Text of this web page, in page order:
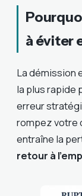
à éviter
La démission
la plus rapide
erreur
rompez votre
entraîne la
retour à